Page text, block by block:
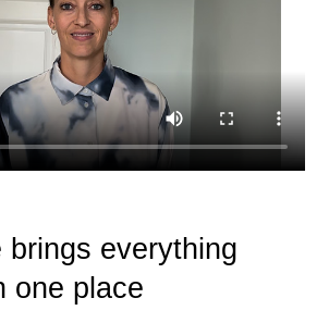
brings everything
one place